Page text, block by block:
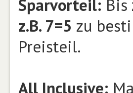
Sparvorteil: Bis
z.B. 7=5 zu
Preisteil.
All Inclusive: